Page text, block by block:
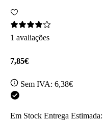
1 avaliações
7,85€
Sem IVA: 6,38€
Em Stock Entrega Estimada: